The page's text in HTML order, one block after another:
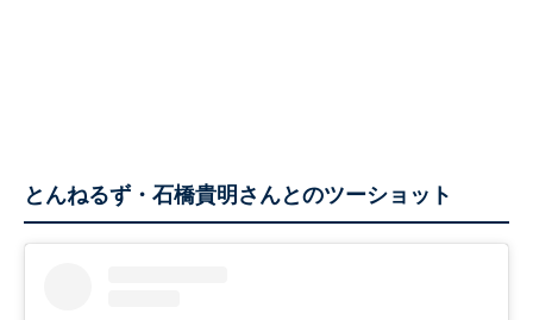
とんねるず・石橋貴明さんとのツーショット